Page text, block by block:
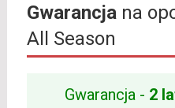
Gwarancjana
All Season
Gwarancja - 2